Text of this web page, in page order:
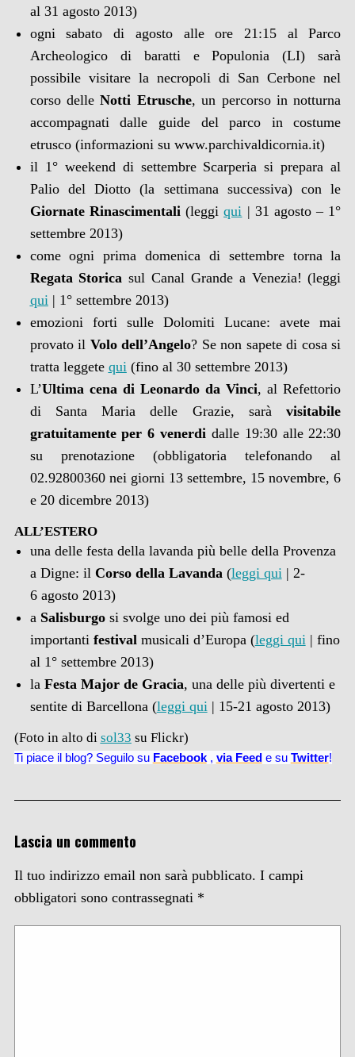
al 31 agosto 2013)
ogni sabato di agosto alle ore 21:15 al Parco
Archeologico di baratti e Populonia (LI) sarà
possibile visitare la necropoli di San Cerbone nel
corso delleNotti Etrusche, un percorso in notturna
accompagnati dalle guide del parco in costume
etrusco (informazioni su www.parchivaldicornia.it)
il 1° weekend di settembre Scarperia si prepara al
Palio del Diotto (la settimana successiva) con le
Giornate Rinascimentali(leggiqui | 31 agosto – 1°
settembre 2013)
come ogni prima domenica di settembre torna la
Regata Storicasul Canal Grande a Venezia! (leggi
qui| 1° settembre 2013)
emozioni forti sulle Dolomiti Lucane: avete mai
provato il Volo dell’Angelo? Se non sapete di cosa si
tratta leggete qui(fino al 30 settembre 2013)
L’Ultima cena di Leonardo da Vinci, al Refettorio
di Santa Maria delle Grazie, saràvisitabile
gratuitamente per 6 venerdi dalle 19:30 alle 22:30
su prenotazione (obbligatoria telefonando al
02.92800360 nei giorni 13 settembre, 15 novembre, 6
e 20 dicembre 2013)
ALL’ESTERO
una delle festa della lavanda più belle della Provenza
a Digne: il Corso della Lavanda(leggi qui| 2-
6 agosto 2013)
a Salisburgo si svolge uno dei più famosi ed
importanti festival musicali d’Europa (leggi qui| fino
al 1° settembre 2013)
la Festa Major de Gracia, una delle più divertenti e
sentite di Barcellona (leggi qui | 15-21 agosto 2013)
(Foto in alto di sol33 su Flickr)
Ti piace il blog? Seguilo su Facebook , via Feed e su Twitter!
Lascia un commento
Il tuo indirizzo email non sarà pubblicato. I campi
obbligatori sono contrassegnati *